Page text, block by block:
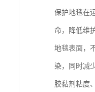
保护地毯在
命，降低维
地毯表面，
染，同时减
胶黏剂粘度